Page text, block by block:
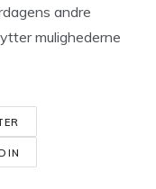
andre
mulighederne